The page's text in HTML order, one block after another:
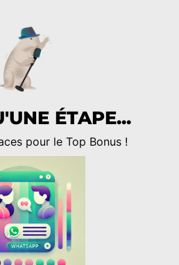
ÉTAPE...
pour le Top Bonus !